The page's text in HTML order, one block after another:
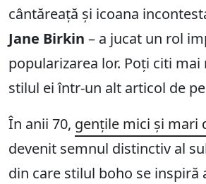
cântăreață și icoana
Jane Birkin – a jucat un rol
popularizarea lor. Poți citi
stilul ei într-un alt articol de
În anii 70, gențile mici și mari
devenit semnul distinctiv al
din care stilul boho se inspiră